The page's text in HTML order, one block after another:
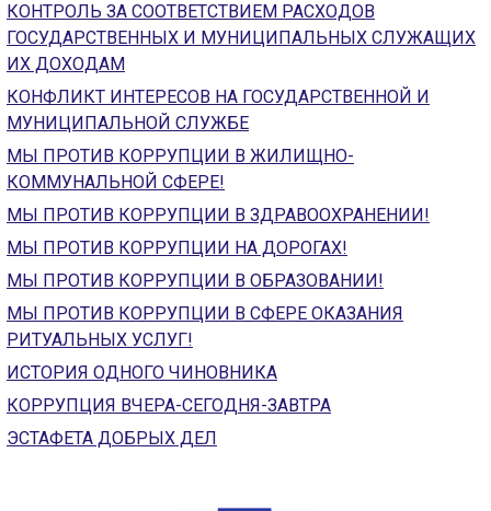
КОНТРОЛЬ ЗА СООТВЕТСТВИЕМ РАСХОДОВ
ГОСУДАРСТВЕННЫХ И МУНИЦИПАЛЬНЫХ СЛУЖАЩИХ
ИХ ДОХОДАМ
КОНФЛИКТ ИНТЕРЕСОВ НА ГОСУДАРСТВЕННОЙ И
МУНИЦИПАЛЬНОЙ СЛУЖБЕ
МЫ ПРОТИВ КОРРУПЦИИ В ЖИЛИЩНО-
КОММУНАЛЬНОЙ СФЕРЕ!
МЫ ПРОТИВ КОРРУПЦИИ В ЗДРАВООХРАНЕНИИ!
МЫ ПРОТИВ КОРРУПЦИИ НА ДОРОГАХ!
МЫ ПРОТИВ КОРРУПЦИИ В ОБРАЗОВАНИИ!
МЫ ПРОТИВ КОРРУПЦИИ В СФЕРЕ ОКАЗАНИЯ
РИТУАЛЬНЫХ УСЛУГ!
ИСТОРИЯ ОДНОГО ЧИНОВНИКА
КОРРУПЦИЯ ВЧЕРА-СЕГОДНЯ-ЗАВТРА
ЭСТАФЕТА ДОБРЫХ ДЕЛ